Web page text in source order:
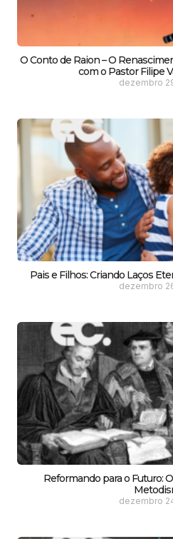
O Conto de Raion – O
com o Pastor Filipe
dezembro
Pais e Filhos: Criando Laços
dezembro
Reformando para o Futuro:
dezembro